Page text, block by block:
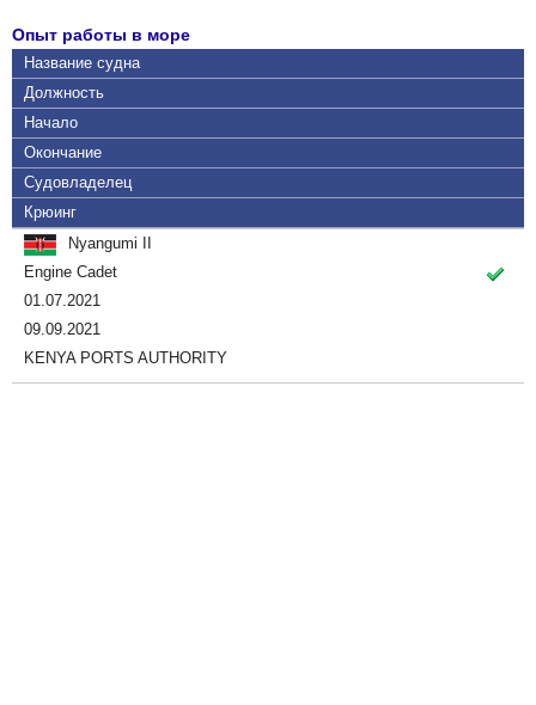
Опыт работы в море
Название судна
Должность
Начало
Окончание
Судовладелец
Крюинг
Nyangumi II
Engine Cadet
01.07.2021
09.09.2021
KENYA PORTS AUTHORITY